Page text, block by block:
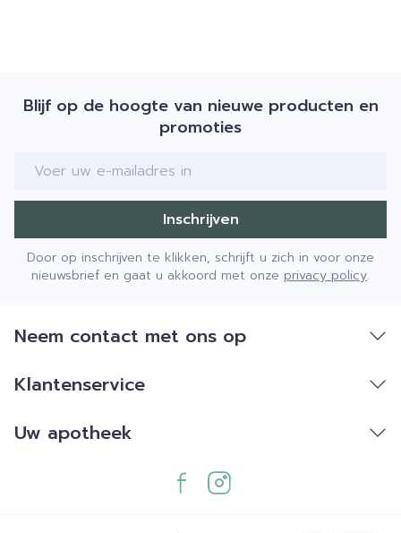
Blijf op de hoogte van nieuwe producten en
promoties
E-mail adres
Inschrijven
Door op inschrijven te klikken, schrijft u zich in voor onze
nieuwsbrief en gaat u akkoord met onze privacy policy.
Neem contact met ons op
Klantenservice
Uw apotheek